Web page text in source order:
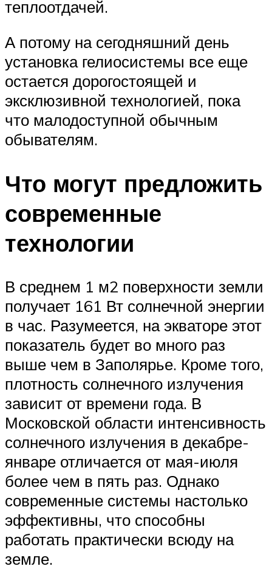
теплоотдачей.
А потому на сегодняшний день
установка гелиосистемы все еще
остается дорогостоящей и
эксклюзивной технологией, пока
что малодоступной обычным
обывателям.
Что могут предложить
современные
технологии
В среднем 1 м2 поверхности земли
получает 161 Вт солнечной энергии
в час. Разумеется, на экваторе этот
показатель будет во много раз
выше чем в Заполярье. Кроме того,
плотность солнечного излучения
зависит от времени года. В
Московской области интенсивность
солнечного излучения в декабре-
январе отличается от мая-июля
более чем в пять раз. Однако
современные системы настолько
эффективны, что способны
работать практически всюду на
земле.